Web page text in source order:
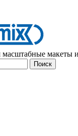
макеты
Поиск